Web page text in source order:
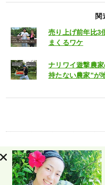
関
売り上げ前年比
まくるワケ
ナリワイ遊撃農
持たない農家”が